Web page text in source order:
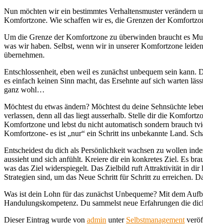
Nun möchten wir ein bestimmtes Verhaltensmuster verändern
Komfortzone. Wie schaffen wir es, die Grenzen der
Um die Grenze der Komfortzone zu überwinden braucht es
was wir haben. Selbst, wenn wir in unserer Komfortzone
übernehmen.
Entschlossenheit, eben weil es zunächst unbequem sein
es einfach keinen Sinn macht, das Ersehnte auf sich warten
ganz wohl…
Möchtest du etwas ändern? Möchtest du deine Sehnsüchte
verlassen, denn all das liegt ausserhalb. Stelle dir die
Komfortzone und lebst du nicht automatisch sondern brauch
Komfortzone- es ist „nur“ ein Schritt ins unbekannte Land.
Entscheidest du dich als Persönlichkeit wachsen zu wollen
aussieht und sich anfühlt. Kreiere dir ein konkretes Ziel. Es
was das Ziel widerspiegelt. Das Zielbild ruft Attraktivität in dir
Strategien sind, um das Neue Schritt für Schritt zu erreichen.
Was ist dein Lohn für das zunächst Unbequeme? Mit dem
Handulungskompetenz. Du sammelst neue Erfahrungen die
Dieser Eintrag wurde von admin unter Selbstmanagement